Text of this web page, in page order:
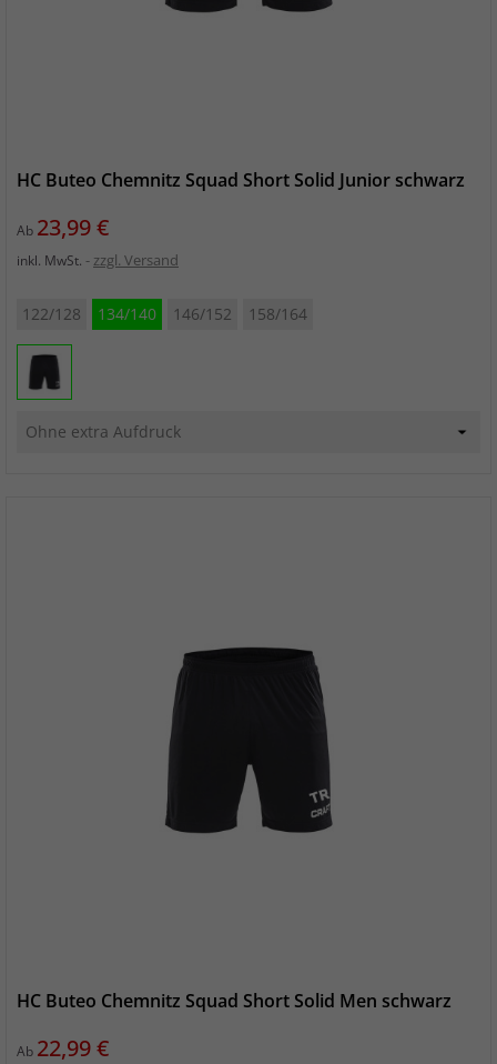
HC Buteo Chemnitz Squad Short Solid Junior schwarz
Ab Preis
23,99 €
inkl. MwSt. zzgl. Versand
122/128 134/140 146/152 158/164
HC Buteo Chemnitz Squad Short Solid Men schwarz
Ab Preis
22,99 €